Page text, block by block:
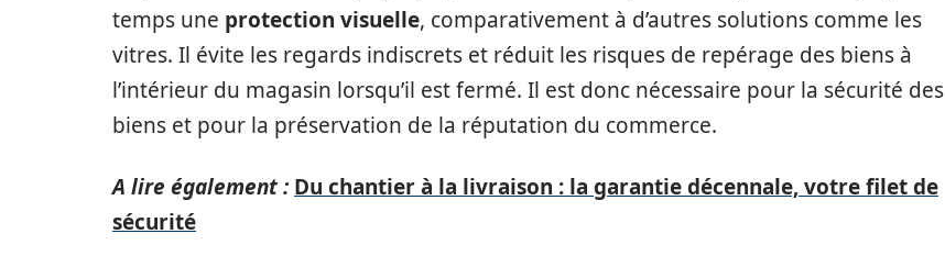
temps une protection visuelle, comparativement à d’autres solutions comme les
vitres. Il évite les regards indiscrets et réduit les risques de repérage des biens à
l’intérieur du magasin lorsqu’il est fermé. Il est donc nécessaire pour la sécurité des
biens et pour la préservation de la réputation du commerce.
A lire également : Du chantier à la livraison : la garantie décennale, votre filet de
sécurité